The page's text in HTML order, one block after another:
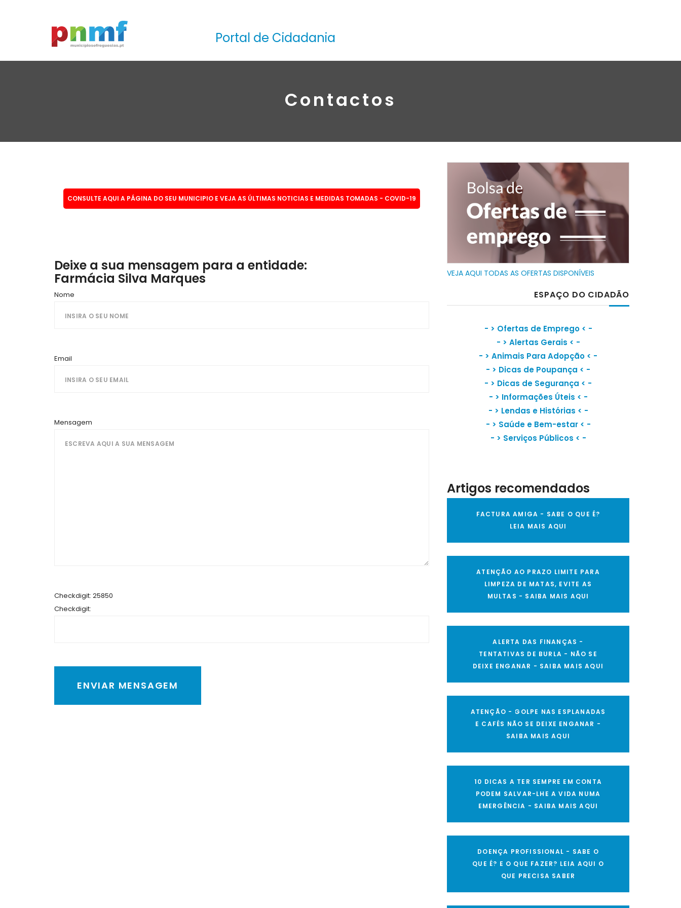
Portal de Cidadania
Contactos
CONSULTE AQUI A PÁGINA DO SEU MUNICIPIO E VEJA AS ÚLTIMAS NOTICIAS E MEDIDAS TOMADAS - COVID-19
Deixe a sua mensagem para a entidade:
Farmácia Silva Marques
Nome
Email
Mensagem
Checkdigit: 25850
Checkdigit:
VEJA AQUI TODAS AS OFERTAS DISPONÍVEIS
ESPAÇO DO CIDADÃO
- > Ofertas de Emprego< -
- > Alertas Gerais < -
- > Animais Para Adopção < -
- > Dicas de Poupança < -
- > Dicas de Segurança < -
- > Informações Úteis < -
- > Lendas e Histórias < -
- > Saúde e Bem-estar< -
- > Serviços Públicos < -
Artigos recomendados
FACTURA AMIGA - SABE O QUE É?
LEIA MAIS AQUI
ATENÇÃO AO PRAZO LIMITE PARA
LIMPEZA DE MATAS, EVITE AS
MULTAS - SAIBA MAIS AQUI
ALERTA DAS FINANÇAS -
TENTATIVAS DE BURLA - NÃO SE
DEIXE ENGANAR - SAIBA MAIS AQUI
ATENÇÃO - GOLPE NAS ESPLANADAS
E CAFÉS NÃO SE DEIXE ENGANAR -
SAIBA MAIS AQUI
10 DICAS A TER SEMPRE EM CONTA
PODEM SALVAR-LHE A VIDA NUMA
EMERGÊNCIA - SAIBA MAIS AQUI
DOENÇA PROFISSIONAL - SABE O
QUE É? E O QUE FAZER? LEIA AQUI O
QUE PRECISA SABER